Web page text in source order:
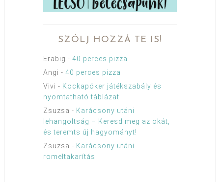
SZÓLJ HOZZÁ TE IS!
Erabig - 40 perces pizza
Angi - 40 perces pizza
Vivi - Kockapóker játékszabály és
nyomtatható táblázat
Zsuzsa - Karácsony utáni
lehangoltság – Keresd meg az okát,
és teremts új hagyományt!
Zsuzsa - Karácsony utáni
romeltakarítás